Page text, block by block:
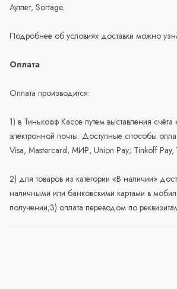
Аутлет, Sortage.
Подробнее об условиях доставки можно
Оплата
Оплата производится:
1) в Тинькофф Кассе путем выставления
электронной почты. Доступные способы
Visa, Mastercard, МИР, Union Pay; Tinkoff Pay,
2) для товаров из категории «В наличии»
наличными или банковскими картами в
получении;3) оплата переводом по